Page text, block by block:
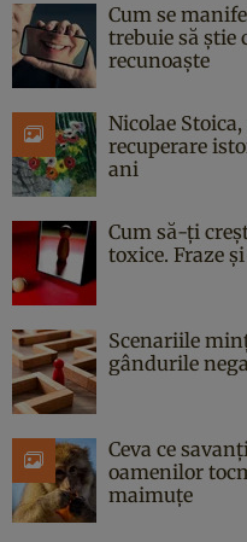
Cum se
trebuie să știe
recunoaște
Nicolae
recuperare
ani
Cum să-ți
toxice. Fraze
Scenariile
gândurile
Ceva ce
oamenilor
maimuțe